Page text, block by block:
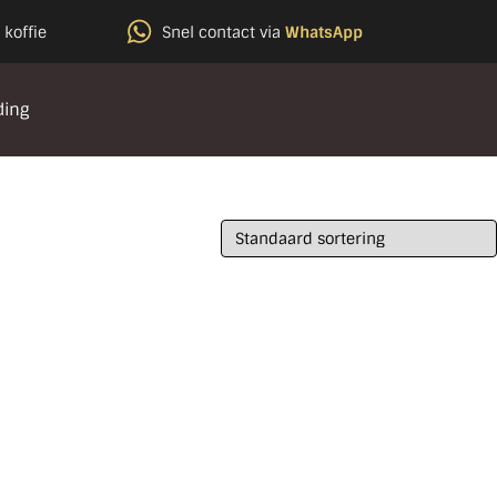
koffie Snel contact via WhatsApp